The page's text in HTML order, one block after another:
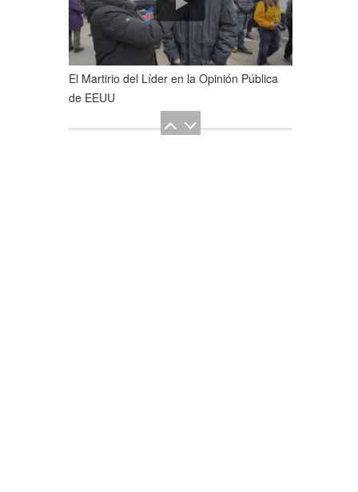
El Martirio del Líder en la Opinión Pública
de EEUU